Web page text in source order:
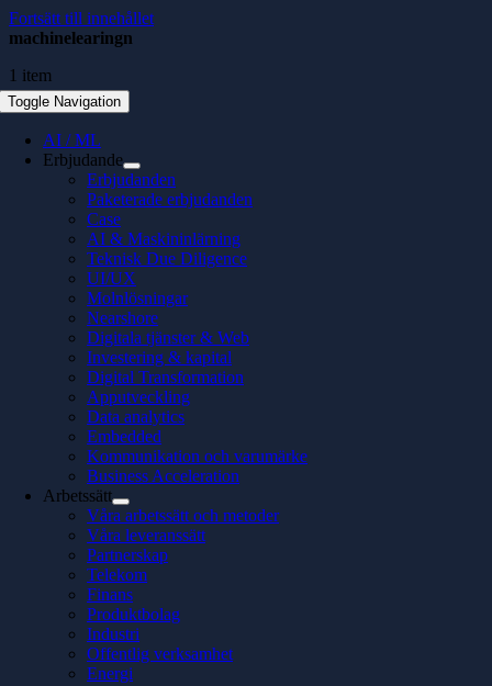
Fortsätt till innehållet
Toggle Navigation
AI / ML
Erbjudande
Erbjudanden
Paketerade erbjudanden
Case
AI & Maskininlärning
Teknisk Due Diligence
UI/UX
Molnlösningar
Nearshore
Digitala tjänster & Web
Investering & kapital
Digital Transformation
Apputveckling
Data analytics
Embedded
Kommunikation och varumärke
Business Acceleration
Arbetssätt
Våra arbetssätt och metoder
Våra leveranssätt
Partnerskap
Telekom
Finans
Produktbolag
Industri
Offentlig verksamhet
Energi
machinelearingn
1 item